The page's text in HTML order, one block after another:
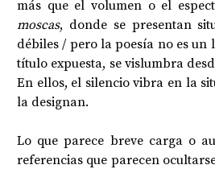
NOCHE DE LAS IDEAS
más que el volumen o el
moscas, donde se presentan
débiles / pero la poesía no es un
título expuesta, se vislumbra
En ellos, el silencio vibra en la
la designan.
Lo que parece breve carga o
referencias que parecen